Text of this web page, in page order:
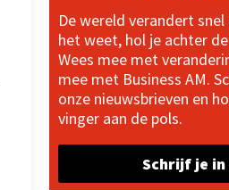
De wereld verandert
het weet, hol je achter
Wees mee met
mee met Business AM.
onze nieuwsbrieven en
vinger aan de pols.
Schrijf je in